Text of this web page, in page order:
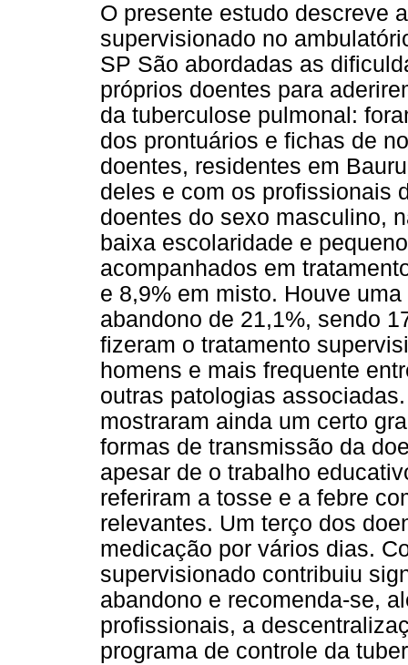
O presente estudo descreve
supervisionado no
SP São abordadas as
próprios doentes para
da tuberculose pulmonal:
dos prontuários e fichas de
doentes, residentes em
deles e com os profissionais
doentes do sexo masculino,
baixa escolaridade e
acompanhados em
e 8,9% em misto. Houve
abandono de 21,1%, sendo
fizeram o tratamento
homens e mais frequente
outras patologias
mostraram ainda um certo
formas de transmissão da
apesar de o trabalho
referiram a tosse e a febre
relevantes. Um terço dos
medicação por vários dias.
supervisionado contribuiu
abandono e recomenda-se,
profissionais, a
programa de controle da